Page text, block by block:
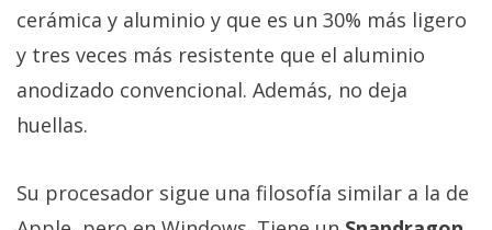
cerámica y aluminio y que es un 30% más ligero
y tres veces más resistente que el aluminio
anodizado convencional. Además, no deja
huellas.
Su procesador sigue una filosofía similar a la de